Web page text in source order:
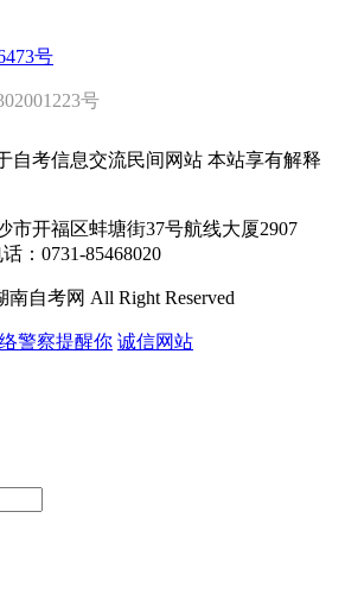
号
号
自考信息交流民间网站 本站享有解释
市开福区蚌塘街37号航线大厦2907
：0731-85468020
南自考网 All Right Reserved
警察提醒你 诚信网站